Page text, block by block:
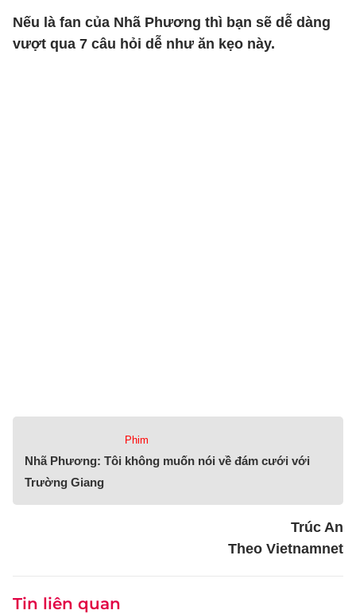
Nếu là fan của Nhã Phương thì bạn sẽ dễ dàng
vượt qua 7 câu hỏi dễ như ăn kẹo này.
Phim
Nhã Phương: Tôi không muốn nói về đám cưới với
Trường Giang
Trúc An
Theo Vietnamnet
Tin liên quan